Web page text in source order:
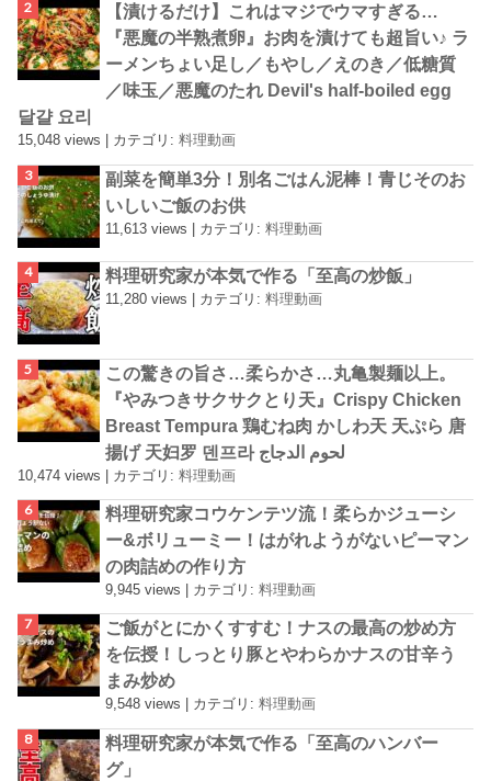
【漬けるだけ】これはマジでウマすぎる…
『悪魔の半熟煮卵』お肉を漬けても超旨い♪ ラ
ーメンちょい足し／もやし／えのき／低糖質
／味玉／悪魔のたれ Devil's half-boiled egg
달걀 요리
15,048 views カテゴリ:料理動画
副菜を簡単3分！別名ごはん泥棒！青じそのお
いしいご飯のお供
11,613 views カテゴリ:料理動画
料理研究家が本気で作る「至高の炒飯」
11,280 views カテゴリ:料理動画
この驚きの旨さ…柔らかさ…丸亀製麺以上。
『やみつきサクサクとり天』Crispy Chicken
Breast Tempura 鶏むね肉 かしわ天 天ぷら 唐
揚げ 天妇罗 덴프라 لحوم الدجاج
10,474 views | カテゴリ:料理動画
料理研究家コウケンテツ流！柔らかジューシ
ー&ボリューミー！はがれようがないピーマン
の肉詰めの作り方
9,945 views カテゴリ:料理動画
ご飯がとにかくすすむ！ナスの最高の炒め方
を伝授！しっとり豚とやわらかナスの甘辛う
まみ炒め
9,548 views カテゴリ:料理動画
料理研究家が本気で作る「至高のハンバー
グ」